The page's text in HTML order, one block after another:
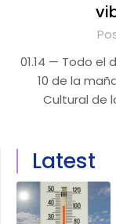
01.14 — Todo el
10 de la
Cultural de
Latest